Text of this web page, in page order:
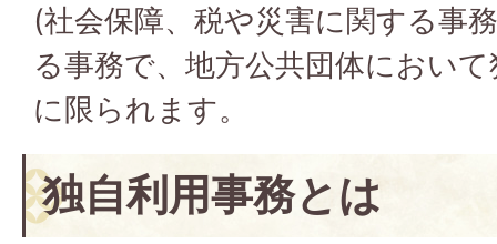
(社会保障、税や災害に関する事
る事務で、地方公共団体におい
に限られます。
独自利用事務とは